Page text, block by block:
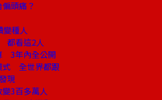
頭痛？
種人
都看這2人
3年內全公開
式 全世界都跟
現
3百多萬人